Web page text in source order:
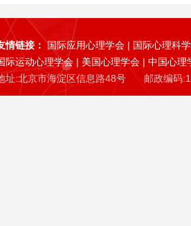
情链接：国际应用心理学会 | 国际心理科
际运动心理学会 | 美国心理学会 | 中国心理
址:北京市海淀区信息路48号
邮政编码